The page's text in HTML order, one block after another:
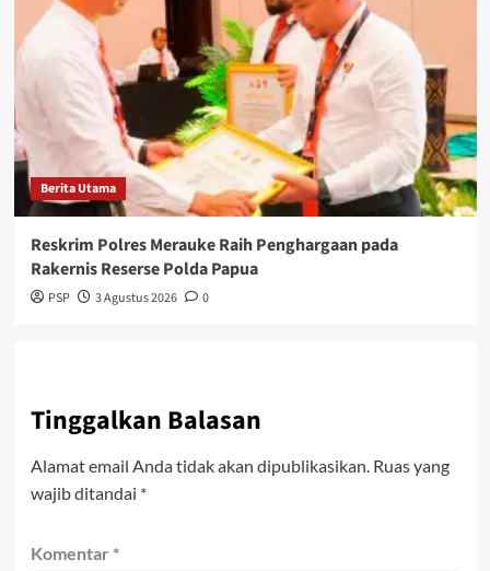
Berita Utama
Reskrim Polres Merauke Raih Penghargaan pada
Rakernis Reserse Polda Papua
PSP 3 Agustus 2026 0
Tinggalkan Balasan
Alamat email Anda tidak akan dipublikasikan. Ruas yang
wajib ditandai *
Komentar *